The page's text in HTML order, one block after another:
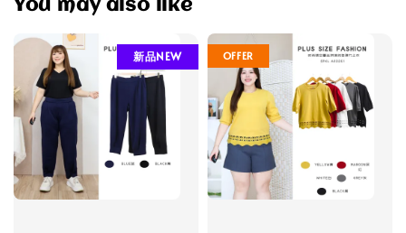
You may also like
新品NEW OFFER